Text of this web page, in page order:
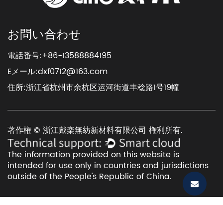
お問い合わせ
電話番号:+86-13588884195
Eメール:dxf0712@163.com
住所:浙江省杭州市余杭区运河街道丰稔路1号19幢
著作権 © 浙江戴楽無紡新材料有限公司 権利所有.
The information provided on this website is
intended for use only in countries and jurisdictions
outside of the People's Republic of China.